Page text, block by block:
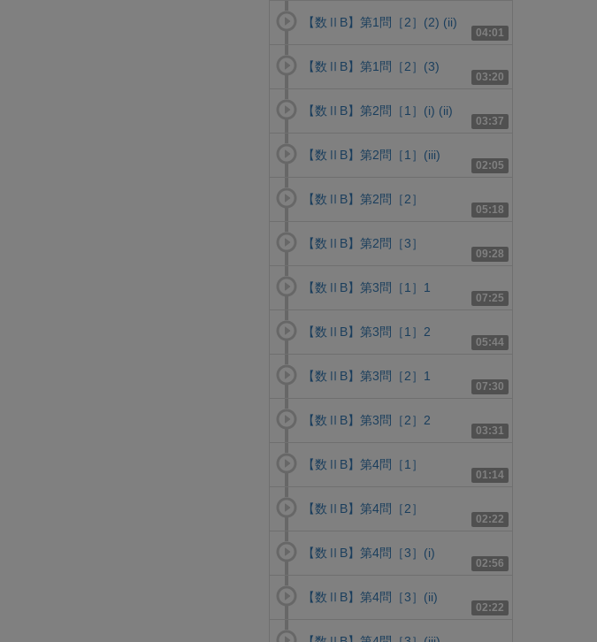
04:01
【数ⅡB】第1問［2］(2) (ii)
03:20
【数ⅡB】第1問［2］(3)
03:37
【数ⅡB】第2問［1］(i) (ii)
02:05
【数ⅡB】第2問［1］(iii)
05:18
【数ⅡB】第2問［2］
09:28
【数ⅡB】第2問［3］
07:25
【数ⅡB】第3問［1］1
05:44
【数ⅡB】第3問［1］2
07:30
【数ⅡB】第3問［2］1
03:31
【数ⅡB】第3問［2］2
01:14
【数ⅡB】第4問［1］
02:22
【数ⅡB】第4問［2］
02:56
【数ⅡB】第4問［3］(i)
02:22
【数ⅡB】第4問［3］(ii)